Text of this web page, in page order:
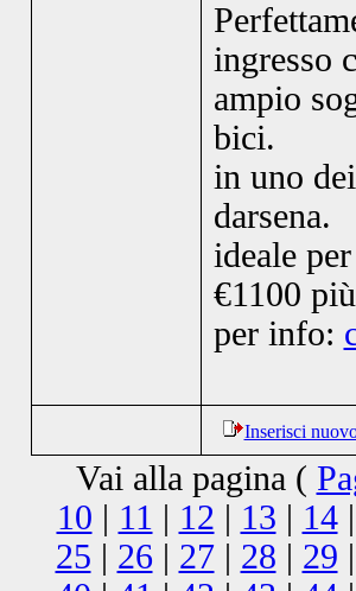
ingresso
ampio
bici.
in uno
darsena.
ideale
€1100
per info:
Inserisci
Vai alla pagina (
10 | 11 | 12 | 13 | 14
25 | 26 | 27| 28 | 29